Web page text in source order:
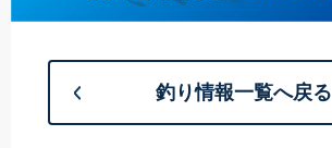
釣り情報一覧へ戻る